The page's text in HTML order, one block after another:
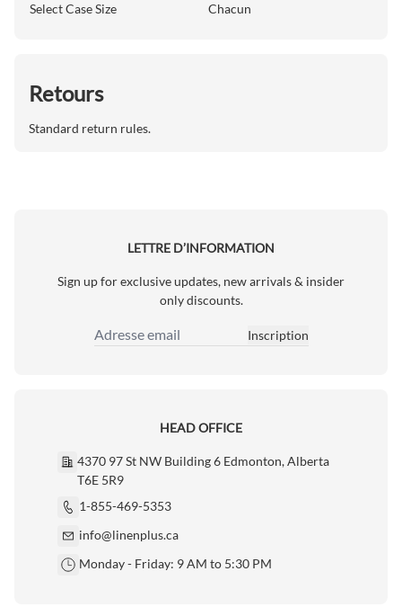
Select Case Size Chacun
Retours
Standard return rules.
LETTRE D’INFORMATION
Sign up for exclusive updates, new arrivals & insider
only discounts.
Adresse email
Inscription
HEAD OFFICE
4370 97 St NW Building 6 Edmonton, Alberta
T6E 5R9
1-855-469-5353
info@linenplus.ca
Monday - Friday: 9 AM to 5:30 PM